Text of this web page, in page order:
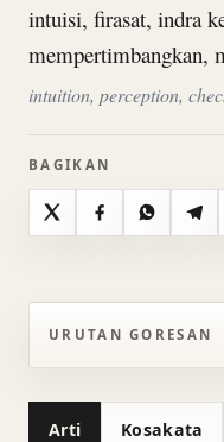
intuisi, firasat, indra
mempertimbangkan,
intuition, perception,
BAGIKAN
X FacebookWhatsApp
URUTAN GORESAN
Arti Kosakata